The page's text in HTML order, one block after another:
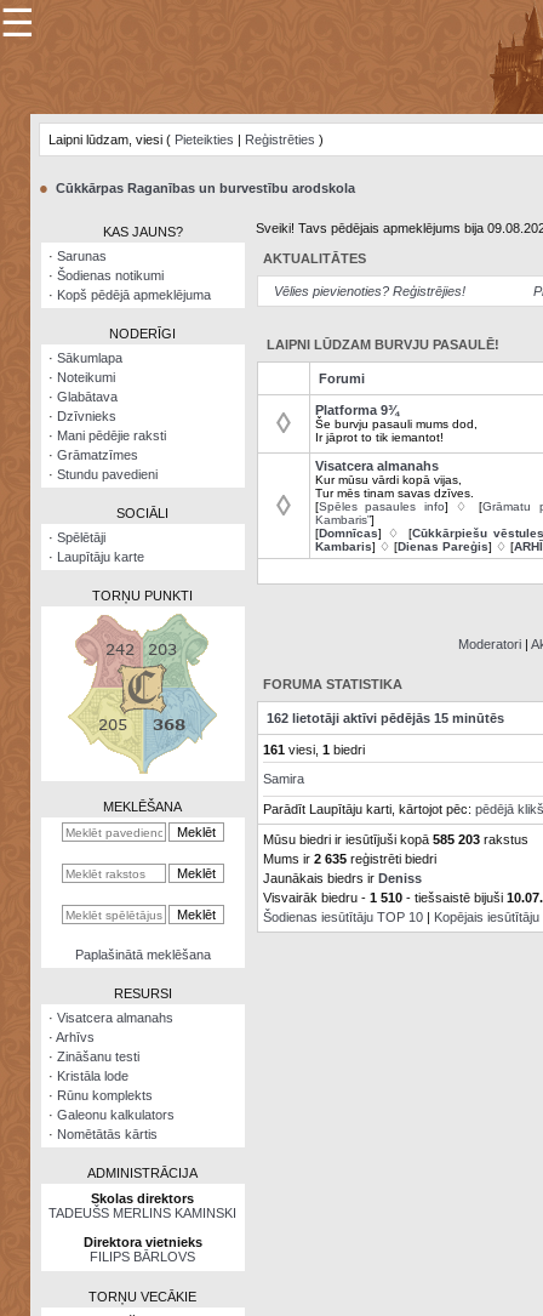
×
Šodienas
notikumi
Visatcera
almanahs
Arhīvs
Zināšanu
kalkulators
Nomētātās
☰
Laipni lūdzam, viesi ( Pieteikties | Reģistrēties )
● Cūkkārpas Raganības un burvestību arodskola
KAS JAUNS?
· Sarunas
· Šodienas notikumi
· Kopš pēdējā apmeklējuma
NODERĪGI
· Sākumlapa
· Noteikumi
· Glabātava
· Dzīvnieks
· Mani pēdējie raksti
· Grāmatzīmes
· Stundu pavedieni
SOCIĀLI
· Spēlētāji
· Laupītāju karte
TORŅU PUNKTI
MEKLĒŠANA
Paplašinātā meklēšana
RESURSI
· Visatcera almanahs
· Arhīvs
· Zināšanu testi
· Kristāla lode
· Rūnu komplekts
· Galeonu kalkulators
· Nomētātās kārtis
ADMINISTRĀCIJA
Skolas direktors
TADEUŠS MERLINS KAMINSKI
Direktora vietnieks
FILIPS BĀRLOVS
TORŅU VECĀKIE
Sveiki! Tavs pēdējais apmeklējums bija
AKTUALITĀTES
Vēlies pievienoties? Reģistrējies!
LAIPNI LŪDZAM BURVJU PASAULĒ!
Forumi
◊ Platforma 9¾
Še burvju pasauli mums dod,
Ir jāprot to tik iemantot!
◊
Visatcera almanahs
Kur mūsu vārdi kopā vijas,
Tur mēs tinam savas dzīves.
[Spēles pasaules info] ♢ [Grāmatu
Kambaris”]
[Domnīcas] ♢ [Cūkkārpiešu vēstules
Kambaris] ♢ [Dienas Pareģis] ♢ [
Moderatori |
FORUMA STATISTIKA
162 lietotāji aktīvi pēdējās 15 minūtēs
161viesi, 1biedri
Samira
Parādīt Laupītāju karti, kārtojot pēc: pēdējā
Mūsu biedri ir iesūtījuši kopā 585 203rakstus
Mums ir 2 635reģistrēti biedri
Jaunākais biedrs ir Deniss
Visvairāk biedru - 1 510- tiešsaistē bijuši
Šodienas iesūtītāju TOP 10| Kopējais iesūtītāju